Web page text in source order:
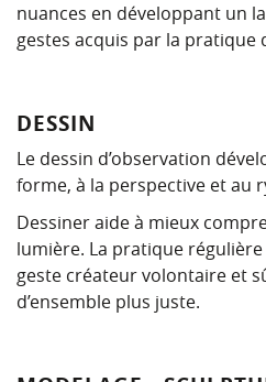
nuances en développant un
gestes acquis par la pratique
DESSIN
Le dessin d’observation
forme, à la perspective et au
Dessiner aide à mieux
lumière. La pratique
geste créateur volontaire et
d’ensemble plus juste.